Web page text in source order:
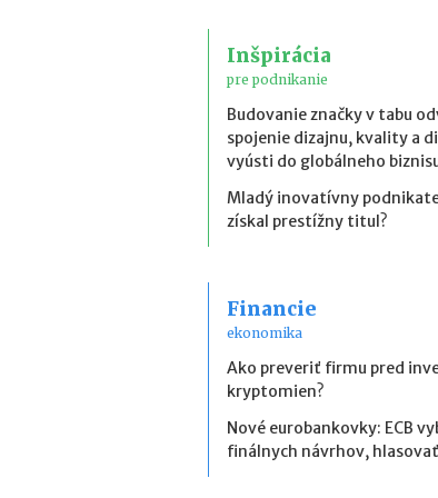
Inšpirácia
pre podnikanie
Budovanie značky v tabu
spojenie dizajnu, kvality a
vyústi do globálneho
Mladý inovatívny
získal prestížny titul?
Financie
ekonomika
Ako preveriť firmu pred
kryptomien?
Nové eurobankovky: ECB
finálnych návrhov,